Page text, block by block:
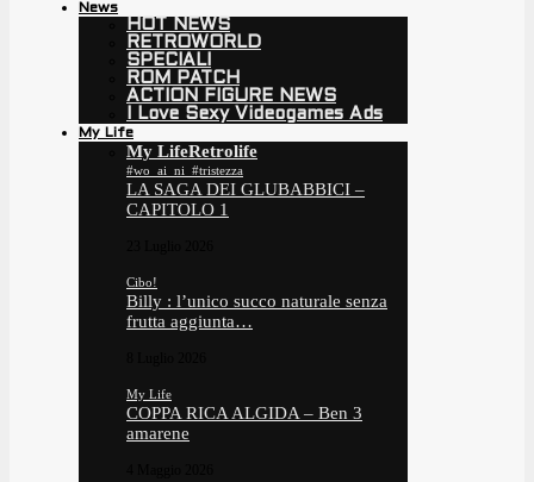
News
HOT NEWS
RETROWORLD
SPECIALI
ROM PATCH
ACTION FIGURE NEWS
I Love Sexy Videogames Ads
My Life
My LifeRetrolife
#wo_ai_ni_#tristezza
LA SAGA DEI GLUBABBICI –
CAPITOLO 1
Cibo!
Billy : l’unico succo naturale senza
frutta aggiunta…
My Life
COPPA RICA ALGIDA – Ben 3
amarene